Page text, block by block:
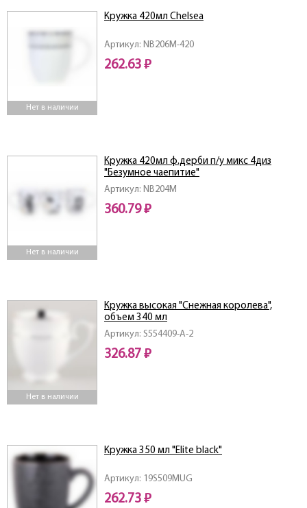
Нет в наличии
Артикул: NB206M-420
Кружка 420мл Chelsea
262.63 ₽
Нет в наличии
Артикул: NB204M
Кружка 420мл ф.дерби п/у микс 4диз
"Безумное чаепитие"
360.79 ₽
Нет в наличии
Артикул: S554409-A-2
Кружка высокая "Снежная королева",
объем 340 мл
326.87 ₽
Артикул: 19S509MUG
Кружка 350 мл "Elite black"
262.73 ₽